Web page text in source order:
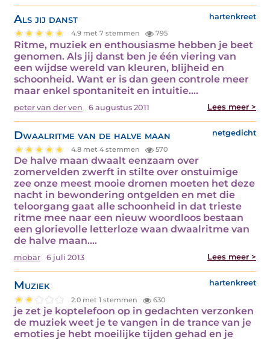
Als jij danst hartenkreet
4.9 met 7 stemmen 795
Ritme, muziek en enthousiasme hebben je beet
genomen. Als jij danst ben je één viering van
een wijdse wereld van kleuren, blijheid en
schoonheid. Want er is dan geen controle meer
maar enkel spontaniteit en intuitie.…
peter van der ven 6 augustus 2011 Lees meer >
Dwaalritme van de halve maan netgedicht
4.8 met 4 stemmen 570
De halve maan dwaalt eenzaam over
zomervelden zwerft in stilte over onstuimige
zee onze meest mooie dromen moeten het deze
nacht in bewondering ontgelden en met die
teloorgang gaat alle schoonheid in dat trieste
ritme mee naar een nieuw woordloos bestaan
een glorievolle letterloze waan dwaalritme van
de halve maan.…
mobar 6 juli 2013 Lees meer >
Muziek hartenkreet
2.0 met 1 stemmen 630
je zet je koptelefoon op in gedachten verzonken
de muziek weet je te vangen in de trance van je
emoties je hebt moeilijke tijden gehad en je